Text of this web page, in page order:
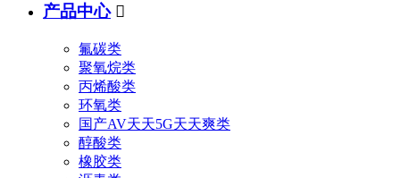
产品中心 
氟碳类
聚氧烷类
丙烯酸类
环氧类
国产AV天天5G天天爽类
醇酸类
橡胶类